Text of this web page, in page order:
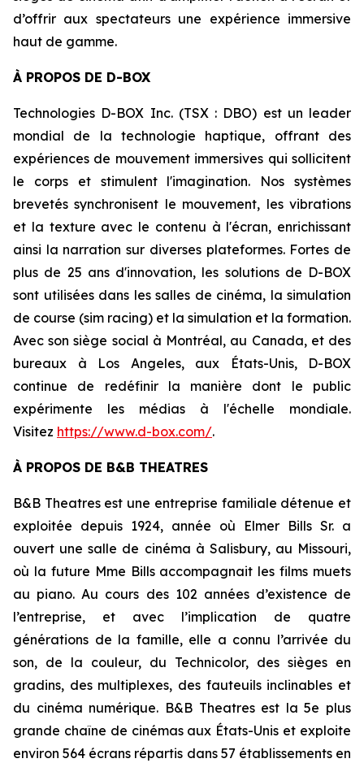
d’offrir aux spectateurs une expérience immersive
haut de gamme.
À PROPOS DE D-BOX
Technologies D-BOX Inc. (TSX : DBO) est un leader
mondial de la technologie haptique, offrant des
expériences de mouvement immersives qui sollicitent
le corps et stimulent l'imagination. Nos systèmes
brevetés synchronisent le mouvement, les vibrations
et la texture avec le contenu à l'écran, enrichissant
ainsi la narration sur diverses plateformes. Fortes de
plus de 25 ans d'innovation, les solutions de D-BOX
sont utilisées dans les salles de cinéma, la simulation
de course (sim racing) et la simulation et la formation.
Avec son siège social à Montréal, au Canada, et des
bureaux à Los Angeles, aux États-Unis, D-BOX
continue de redéfinir la manière dont le public
expérimente les médias à l'échelle mondiale.
Visitez https://www.d-box.com/.
À PROPOS DE B&B THEATRES
B&B Theatres est une entreprise familiale détenue et
exploitée depuis 1924, année où Elmer Bills Sr. a
ouvert une salle de cinéma à Salisbury, au Missouri,
où la future Mme Bills accompagnait les films muets
au piano. Au cours des 102 années d’existence de
l’entreprise, et avec l’implication de quatre
générations de la famille, elle a connu l’arrivée du
son, de la couleur, du Technicolor, des sièges en
gradins, des multiplexes, des fauteuils inclinables et
du cinéma numérique. B&B Theatres est la 5e plus
grande chaîne de cinémas aux États-Unis et exploite
environ 564 écrans répartis dans 57 établissements en